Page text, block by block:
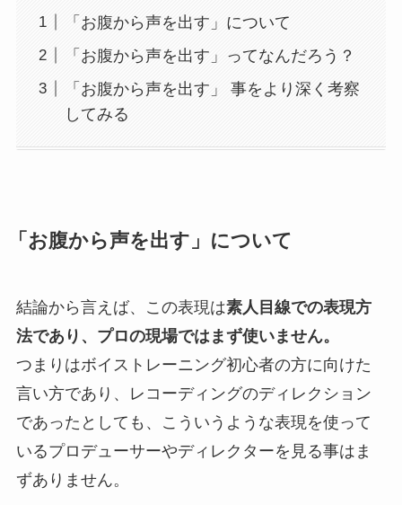
お問合せ
「お腹から声を出す」について
「お腹から声を出す」ってなんだろう？
「お腹から声を出す」 事をより深く考察
してみる
「お腹から声を出す」について
結論から言えば、この表現は素人目線での表現方
法であり、プロの現場ではまず使いません。
つまりはボイストレーニング初心者の方に向けた
言い方であり、レコーディングのディレクション
であったとしても、こういうような表現を使って
いるプロデューサーやディレクターを見る事はま
ずありません。